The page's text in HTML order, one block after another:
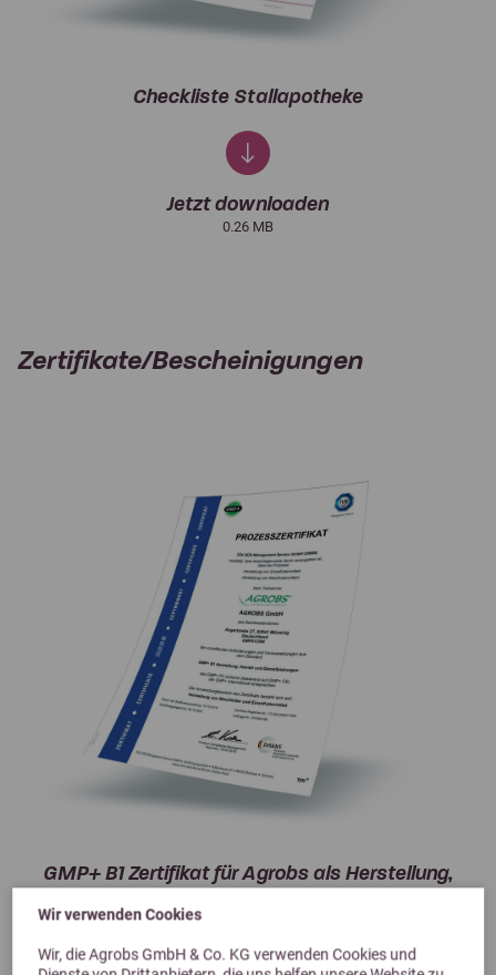
Wir verwenden Cookies
Wir, die Agrobs GmbH & Co. KG verwenden Cookies und
Checkliste Stallapotheke
Jetzt downloaden
0.26 MB
Zertifikate/Bescheinigungen
GMP+ B1 Zertifikat für Agrobs als Herstellung,